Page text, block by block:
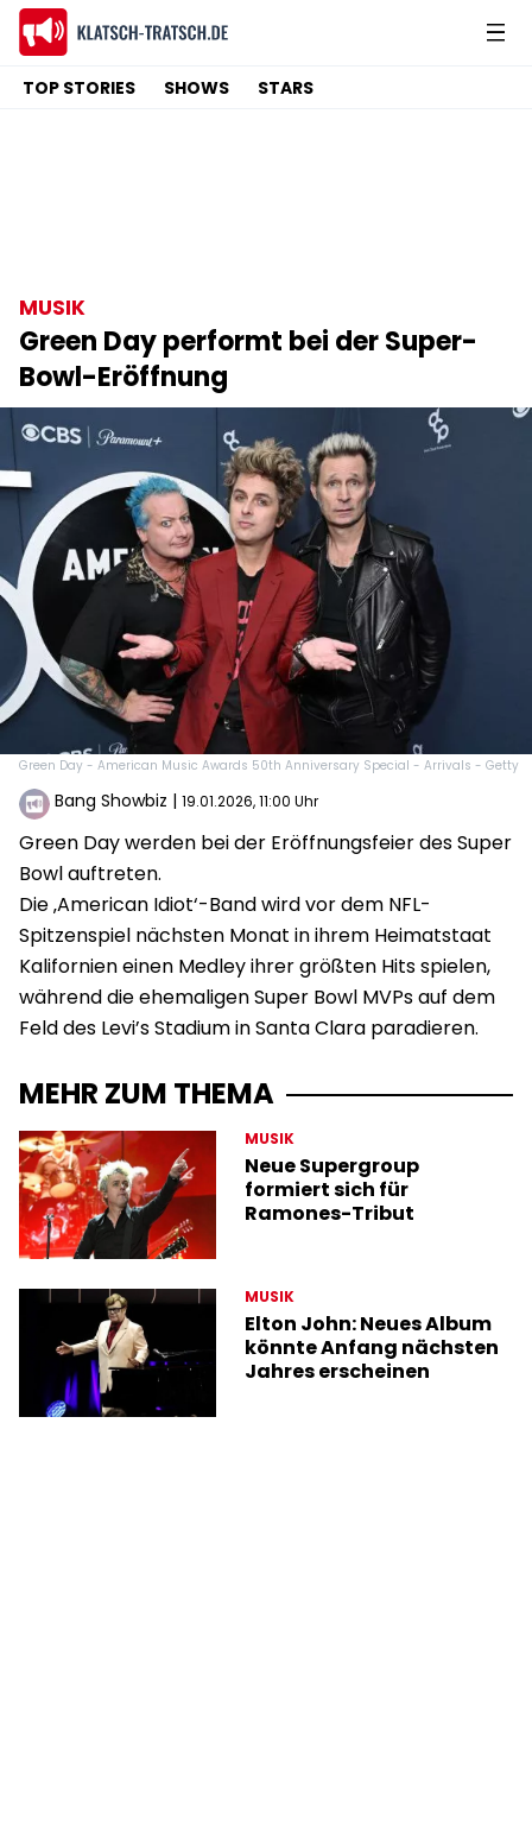
TOP STORIES SHOWS STARS
MUSIK
Green Day performt bei der Super-
Bowl-Eröffnung
Green Day - American Music Awards 50th Anniversary Special - Arrivals - Getty
Bang Showbiz | 19.01.2026, 11:00 Uhr
Green Day werden bei der Eröffnungsfeier des Super
Bowl auftreten.
Die ‚American Idiot‘-Band wird vor dem NFL-
Spitzenspiel nächsten Monat in ihrem Heimatstaat
Kalifornien einen Medley ihrer größten Hits spielen,
während die ehemaligen Super Bowl MVPs auf dem
Feld des Levi’s Stadium in Santa Clara paradieren.
MEHR ZUM THEMA
MUSIK
Neue Supergroup
formiert sich für
Ramones-Tribut
MUSIK
Elton John: Neues Album
könnte Anfang nächsten
Jahres erscheinen